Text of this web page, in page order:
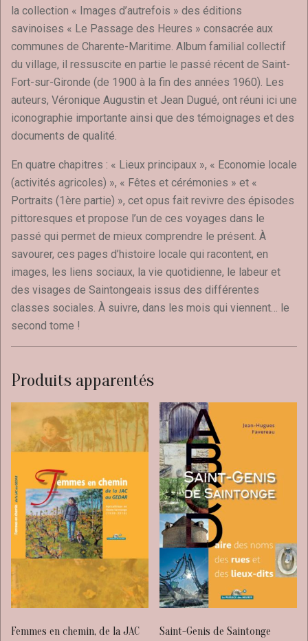
la collection « Images d’autrefois » des éditions
savinoises « Le Passage des Heures » consacrée aux
communes de Charente-Maritime. Album familial collectif
du village, il ressuscite en partie le passé récent de Saint-
Fort-sur-Gironde (de 1900 à la fin des années 1960). Les
auteurs, Véronique Augustin et Jean Dugué, ont réuni ici une
iconographie importante ainsi que des témoignages et des
documents de qualité.
En quatre chapitres : « Lieux principaux », « Economie locale
(activités agricoles) », « Fêtes et cérémonies » et «
Portraits (1ère partie) », cet opus fait revivre des épisodes
pittoresques et propose l’un de ces voyages dans le
passé qui permet de mieux comprendre le présent. À
savourer, ces pages d’histoire locale qui racontent, en
images, les liens sociaux, la vie quotidienne, le labeur et
des visages de Saintongeais issus des différentes
classes sociales. À suivre, dans les mois qui viennent… le
second tome !
Produits apparentés
Femmes en chemin, de la JAC
Saint-Genis de Saintonge